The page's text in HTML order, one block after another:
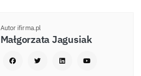
Autor ifirma.pl
Małgorzata Jagusiak